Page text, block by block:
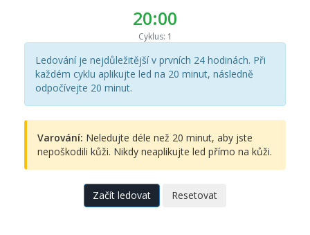
20:00
Cyklus: 1
Ledování je nejdůležitější v prvních 24 hodinách. Při
každém cyklu aplikujte led na 20 minut, následně
odpočívejte 20 minut.
Varování: Neledujte déle než 20 minut, aby jste
nepoškodili kůži. Nikdy neaplikujte led přímo na kůži.
Začít ledovat Resetovat